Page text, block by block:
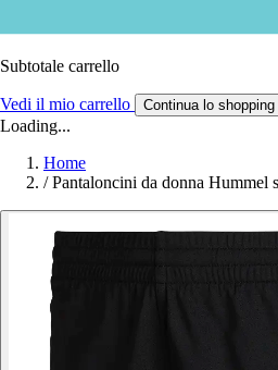
Subtotale carrello
Vedi il mio carrello Continua lo shopping
Loading...
Home
/ Pantaloncini da donna